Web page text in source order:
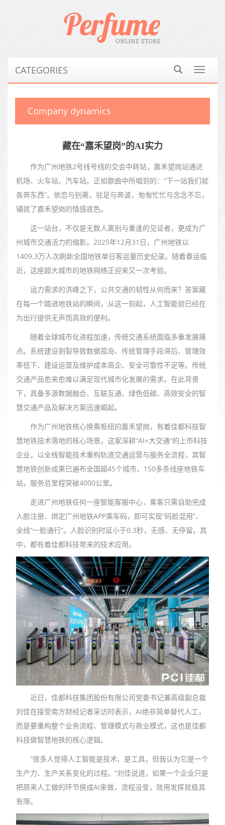
Toggle
CATEGORIES
Company dynamics
藏在“嘉禾望岗”的AI实力
作为广州地铁2号线号线的交会中转站，嘉禾望岗站通达
机场、火车站、汽车站。正如歌曲中所唱到的：“下一站我们就
各奔东西”。依恋与别离，驻足与奔波，匆匆忙忙与念念不忘，
铺就了嘉禾望岗的情感底色。
这一站台，不仅是无数人离别与重逢的见证者，更成为广
州城市交通活力的缩影。2025年12月31日，广州地铁以
1409.3万人次刷新全国地铁单日客运量历史纪录。随着春运临
近，这座超大城市的地铁网络正迎来又一次考验。
运力需求的洪峰之下，公共交通的韧性从何而来？答案藏
在每一个踏进地铁站的瞬间，从这一刻起，人工智能就已经在
为出行提供无声而高效的便利。
随着全球城市化进程加速，传统交通系统面临多重发展痛
点。系统建设割裂导致数据孤岛、传统管理手段滞后、管理效
率低下、建设运营及维护成本高企、安全可靠性不足等。传统
交通产品愈来愈难以满足现代城市化发展的需求。在此背景
下，具备多源数据融合、互联互通、绿色低碳、高效安全的智
慧交通产品及解决方案迅速崛起。
作为广州地铁核心换乘枢纽的嘉禾望岗，有着佳都科技智
慧地铁技术落地的核心场景。这家深耕“AI+大交通”的上市科技
企业，以全栈智能技术重构轨道交通运营与服务全流程，其智
慧地铁创新成果已遍布全国超45个城市、150多条线座地铁车
站，服务总里程突破4000公里。
走进广州地铁任何一座智能客服中心，乘客只需自助完成
人脸注册、绑定广州地铁APP乘车码，即可实现“码脸混用”、
全线“一脸通行”。人脸识别时延小于0.3秒，无感、无停留。其
中，都有着佳都科技带来的技术应用。
近日，佳都科技集团股份有限公司党委书记兼高级副总裁
刘佳在接受南方财经记者采访时表示，AI绝非简单替代人工，
而是要重构整个业务流程、管理模式与商业模式，这也是佳都
科技做智慧地铁的核心逻辑。
“很多人觉得人工智能是技术、是工具，但我认为它是一个
生产力、生产关系变化的过程。”刘佳说道，如果一个企业只是
把原来人工做的环节换成AI来做，流程没变，效用发挥就极其
有限。